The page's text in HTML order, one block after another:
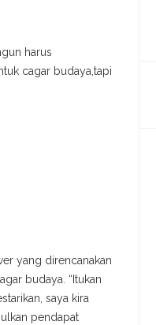
harus
cagar budaya,tapi
yang direncanakan
budaya. “Itukan
saya kira
pendapat